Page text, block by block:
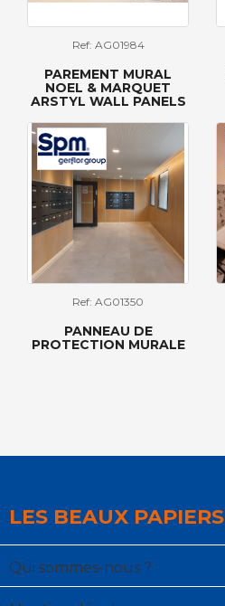
Ref: AG01984
PAREMENT MURAL
NOEL & MARQUET
ARSTYL WALL PANELS
Ref: AG01350
PANNEAU DE
PROTECTION MURALE
LES BEAUX PAPIERS
Qui sommes-nous ?